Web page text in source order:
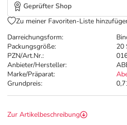
Marken
Darreichungsform:
Packungsgröße:
20
PZN/Art.Nr.:
Anbieter/Hersteller:
Marke/Präparat:
Grundpreis:
Geprüfter Shop
Zu meiner Favoriten-Liste
Zur Artikelbeschreibung